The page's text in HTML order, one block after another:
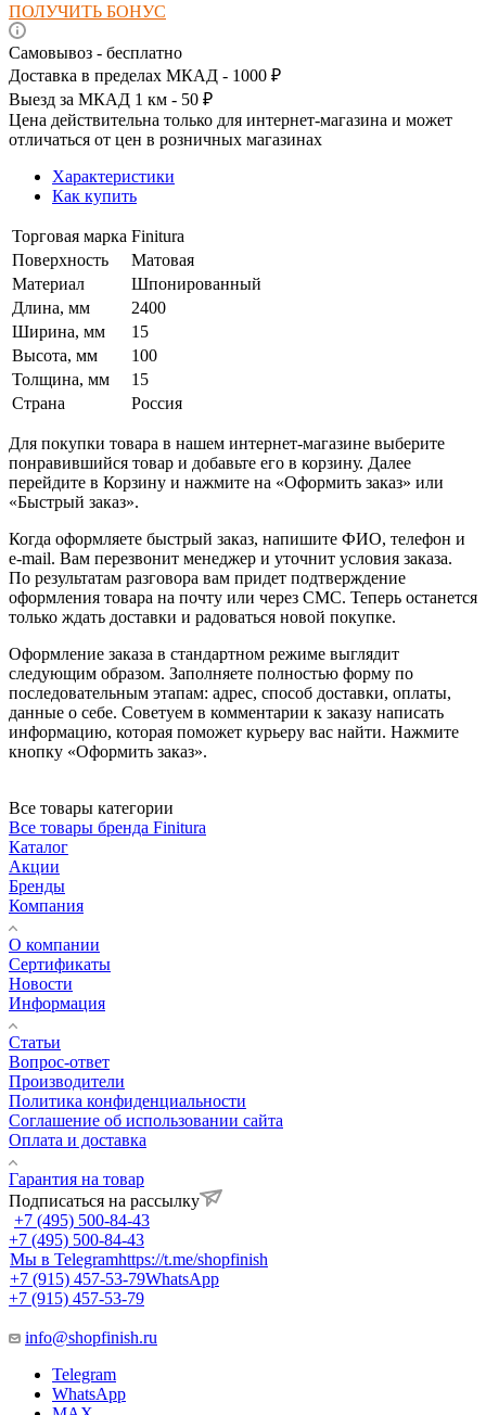
ПОЛУЧИТЬ БОНУС
Самовывоз - бесплатно
Доставка в пределах МКАД - 1000 ₽
Выезд за МКАД 1 км - 50 ₽
Цена действительна только для интернет-магазина и может
отличаться от цен в розничных магазинах
Характеристики
Как купить
Торговая марка Finitura
Поверхность
Матовая
Материал
Шпонированный
Длина, мм
2400
Ширина, мм
15
Высота, мм
100
Толщина, мм
15
Страна
Россия
Для покупки товара в нашем интернет-магазине выберите
понравившийся товар и добавьте его в корзину. Далее
перейдите в Корзину и нажмите на «Оформить заказ» или
«Быстрый заказ».
Когда оформляете быстрый заказ, напишите ФИО, телефон и
e-mail. Вам перезвонит менеджер и уточнит условия заказа.
По результатам разговора вам придет подтверждение
оформления товара на почту или через СМС. Теперь останется
только ждать доставки и радоваться новой покупке.
Оформление заказа в стандартном режиме выглядит
следующим образом. Заполняете полностью форму по
последовательным этапам: адрес, способ доставки, оплаты,
данные о себе. Советуем в комментарии к заказу написать
информацию, которая поможет курьеру вас найти. Нажмите
кнопку «Оформить заказ».
Все товары категории
Все товары бренда Finitura
Каталог
Акции
Бренды
Компания
О компании
Сертификаты
Новости
Информация
Статьи
Вопрос-ответ
Производители
Политика конфиденциальности
Соглашение об использовании сайта
Оплата и доставка
Гарантия на товар
Подписаться на рассылку
+7 (495) 500-84-43
+7 (495) 500-84-43
Мы в Telegramhttps://t.me/shopfinish
+7 (915) 457-53-79WhatsApp
+7 (915) 457-53-79
info@shopfinish.ru
Telegram
WhatsApp